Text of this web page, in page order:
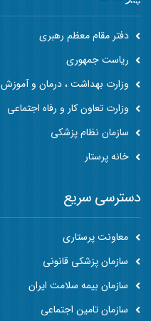
دفتر مقام معظم رهبری
ریاست جمهوری
وزارت بهداشت ، درمان و آموزش
وزارت تعاون کار و رفاه اجتماعی
سازمان نظام پزشکی
خانه پرستار
دسترسی سریع
معاونت پرستاری
سازمان پزشکی قانونی
سازمان بیمه سلامت ایران
سازمان تامین اجتماعی